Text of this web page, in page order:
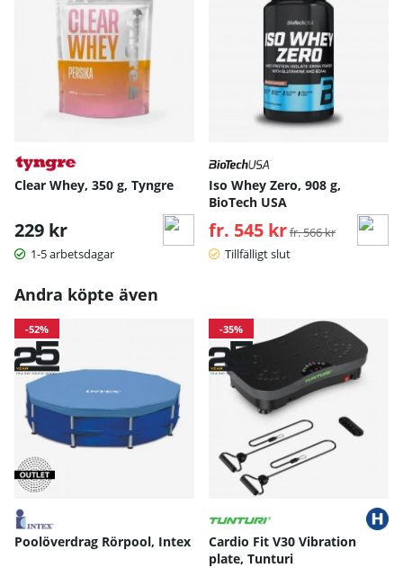
Clear Whey, 350 g, Tyngre
229 kr
1-5 arbetsdagar
Iso Whey Zero, 908 g,
BioTech USA
fr. 545 kr Ordinarie pris:
fr. 566 kr
Tillfälligt slut
Andra köpte även
-52%
Poolöverdrag Rörpool, Intex
-35%
Cardio Fit V30 Vibration
plate, Tunturi